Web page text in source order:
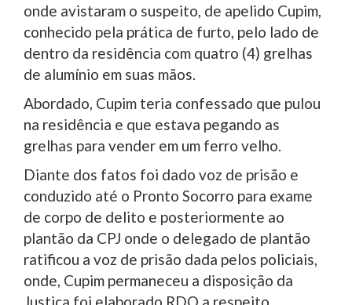
onde avistaram o suspeito, de apelido Cupim,
conhecido pela prática de furto, pelo lado de
dentro da residência com quatro (4) grelhas
de alumínio em suas mãos.
Abordado, Cupim teria confessado que pulou
na residência e que estava pegando as
grelhas para vender em um ferro velho.
Diante dos fatos foi dado voz de prisão e
conduzido até o Pronto Socorro para exame
de corpo de delito e posteriormente ao
plantão da CPJ onde o delegado de plantão
ratificou a voz de prisão dada pelos policiais,
onde, Cupim permaneceu a disposição da